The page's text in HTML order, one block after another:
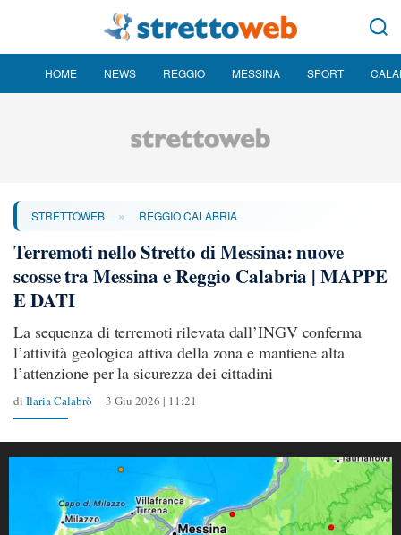
HOME NEWS REGGIO MESSINA SPORT
STRETTOWEB » REGGIO CALABRIA
Terremoti nello Stretto di Messina: nuove
scosse tra Messina e Reggio Calabria | MAPPE
E DATI
La sequenza di terremoti rilevata dall’INGV conferma
l’attività geologica attiva della zona e mantiene alta
l’attenzione per la sicurezza dei cittadini
di Ilaria Calabrò 3 Giu 2026 | 11:21